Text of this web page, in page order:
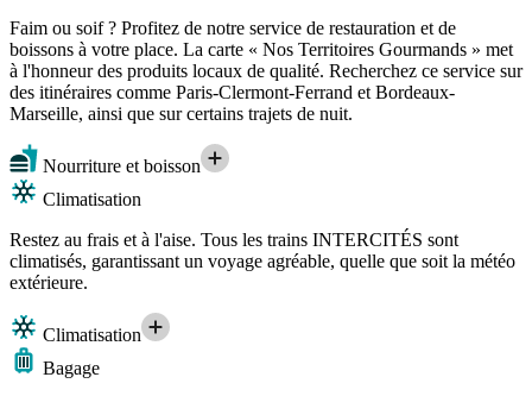
Faim ou soif ? Profitez de notre service de restauration et de
boissons à votre place. La carte « Nos Territoires Gourmands » met
à l'honneur des produits locaux de qualité. Recherchez ce service sur
des itinéraires comme Paris-Clermont-Ferrand et Bordeaux-
Marseille, ainsi que sur certains trajets de nuit.
Nourriture et boisson
Climatisation
Restez au frais et à l'aise. Tous les trains INTERCITÉS sont
climatisés, garantissant un voyage agréable, quelle que soit la météo
extérieure.
Climatisation
Bagage